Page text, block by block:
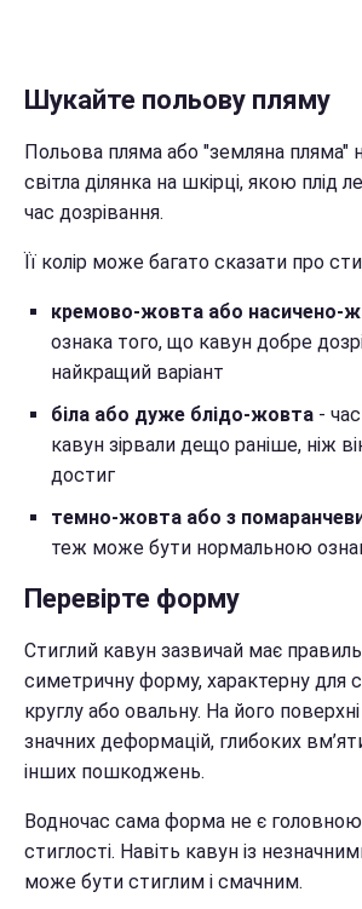
Шукайте польову пляму
Польова пляма або "земляна пляма"
світла ділянка на шкірці, якою плід
час дозрівання.
Її колір може багато сказати про
кремово-жовта або насичено-
ознака того, що кавун добре
найкращий варіант
біла або дуже блідо-жовта -
кавун зірвали дещо раніше, ніж
достиг
темно-жовта або з
теж може бути нормальною
Перевірте форму
Стиглий кавун зазвичай має
симетричну форму, характерну для
круглу або овальну. На його
значних деформацій, глибоких
інших пошкоджень.
Водночас сама форма не є
стиглості. Навіть кавун із
може бути стиглим і смачним.